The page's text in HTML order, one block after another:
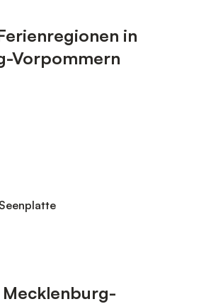
in
Vorpommern
Mecklenburg-